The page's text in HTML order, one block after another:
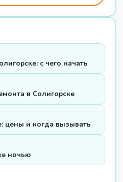
с чего начать
в Солигорске
цены и когда вызывать
ночью